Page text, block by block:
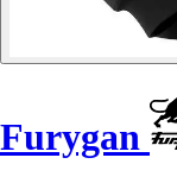
Furygan